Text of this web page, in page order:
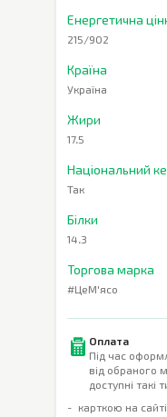
Енергетична
215/902
Країна
Україна
Жири
17.5
Національний
Так
Білки
14.3
Торгова марка
#ЦеМ'ясо
Оплата
Під час
від обраного
доступні такі
карткою на сайті